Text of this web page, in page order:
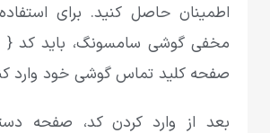
اطمینان حاصل کنید. برای
صفحه کلید تماس گوشی خود وارد
بعد از وارد کردن کد، صفحه